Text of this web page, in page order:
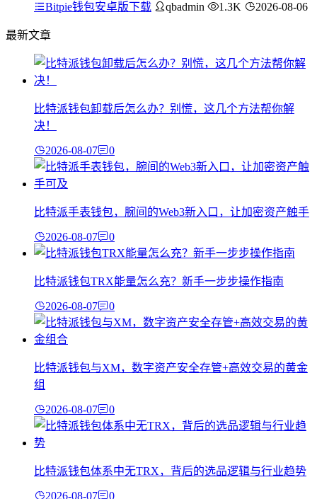
Bitpie钱包安卓版下载 qbadmin 1.3K 2026-08-06
最新文章
比特派钱包卸载后怎么办？别慌，这几个方法帮你解
决！
2026-08-07 0
比特派手表钱包，腕间的Web3新入口，让加密资产触手
2026-08-07 0
比特派钱包TRX能量怎么充？新手一步步操作指南
2026-08-07 0
比特派钱包与XM，数字资产安全存管+高效交易的黄金
组
2026-08-07 0
比特派钱包体系中无TRX，背后的选品逻辑与行业趋势
2026-08-07 0